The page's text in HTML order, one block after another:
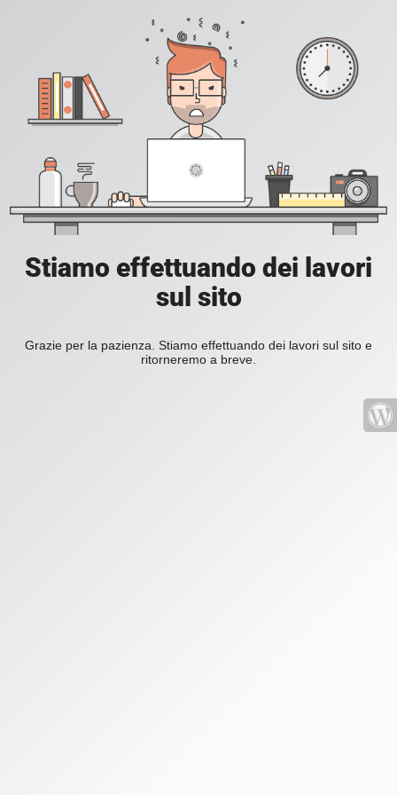
Stiamo effettuando dei lavori
sul sito
Grazie per la pazienza. Stiamo effettuando dei lavori sul sito e
ritorneremo a breve.